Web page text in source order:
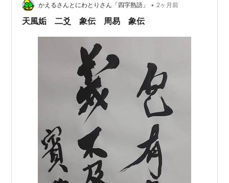
爻」に当たります。 上下逆さまにすると「天風姤 三爻」
は「澤天夬 四爻」になります。 なるほど。 「澤天夬 四
かえるさんとにわとりさん「四字熟語」 • 2ヶ月前
天風姤 二爻 象伝 周易 象伝